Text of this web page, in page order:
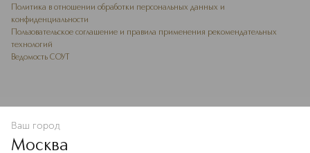
В КОРЗИНУ
Политика в отношении обработки персональных данных и
конфиденциальности
Пользовательское соглашение и правила применения рекомендательных
технологий
Ведомость СОУТ
Ваш город
Москва